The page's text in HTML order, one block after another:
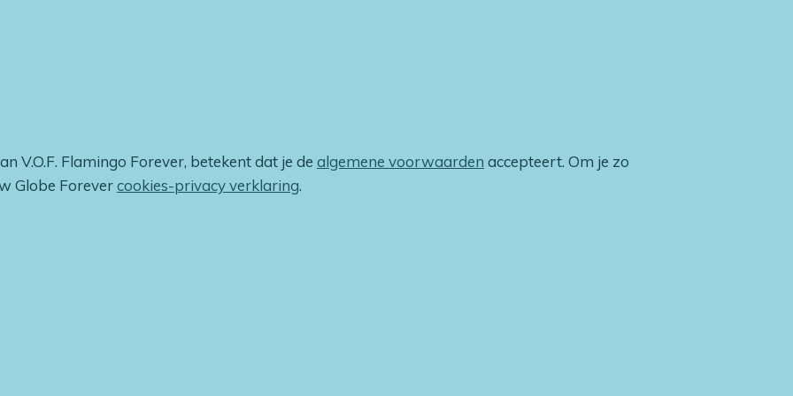
V.O.F. Flamingo Forever, betekent dat je de algemene voorwaarden accepteert. Om je zo
Globe Forevercookies-privacy verklaring.